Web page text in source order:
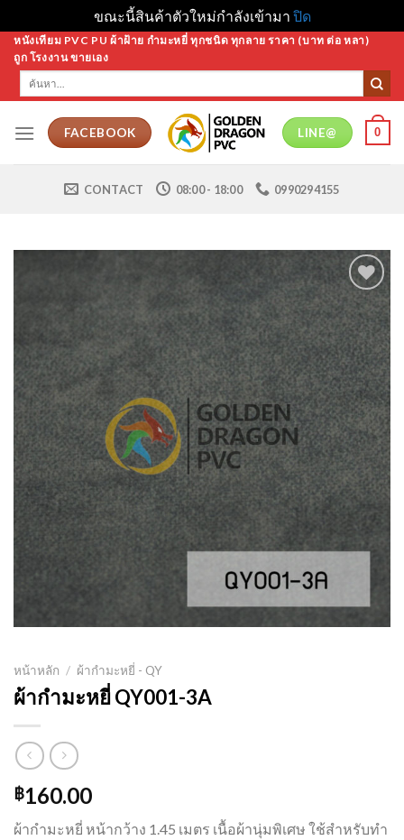
ขณะนี้สินค้าตัวใหม่กำลังเข้ามา ปิด
Skip
content
หนังเทียม PVC PU ผ้าฝ้าย กำมะหยี่ ทุกชนิด ทุกลาย ราคา (บาท ต่อ หลา)
ถูก โรงงาน ขายเอง
ค้นหา:
FACEBOOK LINE@ 0
CONTACT 08:00 - 18:00 0990294155
Add to
Wishlist
หน้าหลัก / ผ้ากำมะหยี่ - QY
ผ้ากำมะหยี่ QY001-3A
฿160.00
ผ้ากำมะหยี่ หน้ากว้าง 1.45 เมตร เนื้อผ้านุ่มพิเศษ ใช้สำหรับทำ